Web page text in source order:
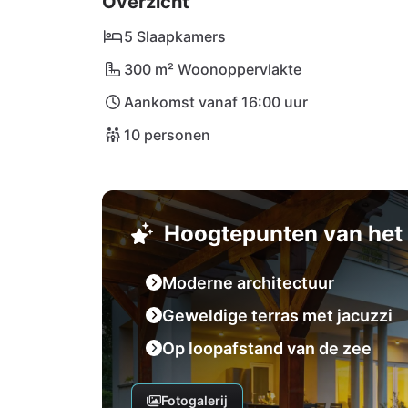
Cultuurliefhebbers en winkelfans komen
kun je gezellig door de straatjes slenteren
sluit de dag af met uitzicht op de zee. De
zich op 12 km van de villa.
5 Slaapkamers
300 m² Woonoppervlakte
Aankomst vanaf 16:00 uur
10 personen
Hoogtepunten van
Moderne architectuur
Geweldige terras met jacuzzi
Op loopafstand van de zee
Fotogalerij